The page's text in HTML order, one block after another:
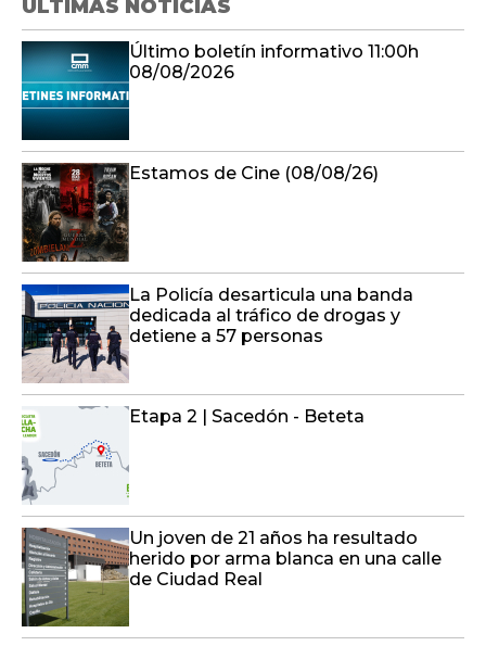
ÚLTIMAS NOTICIAS
Último boletín informativo 11:00h
08/08/2026
Estamos de Cine (08/08/26)
La Policía desarticula una banda
dedicada al tráfico de drogas y
detiene a 57 personas
Etapa 2 | Sacedón - Beteta
Un joven de 21 años ha resultado
herido por arma blanca en una calle
de Ciudad Real